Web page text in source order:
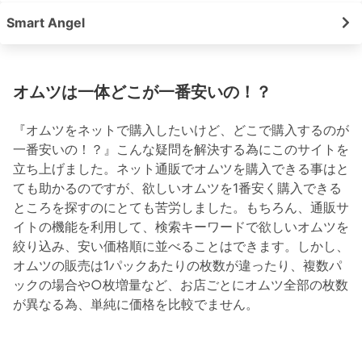
Smart Angel
オムツは一体どこが一番安いの！？
『オムツをネットで購入したいけど、どこで購入するのが
一番安いの！？』こんな疑問を解決する為にこのサイトを
立ち上げました。ネット通販でオムツを購入できる事はと
ても助かるのですが、欲しいオムツを1番安く購入できる
ところを探すのにとても苦労しました。もちろん、通販サ
イトの機能を利用して、検索キーワードで欲しいオムツを
絞り込み、安い価格順に並べることはできます。しかし、
オムツの販売は1パックあたりの枚数が違ったり、複数パ
ックの場合や○枚増量など、お店ごとにオムツ全部の枚数
が異なる為、単純に価格を比較でません。